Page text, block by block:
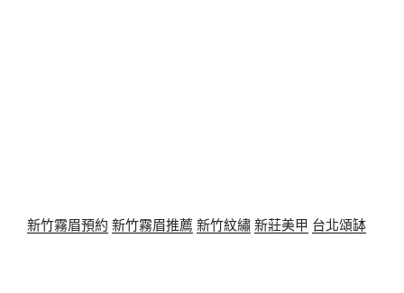
新竹霧眉預約 新竹霧眉推薦 新竹紋繡新莊美甲 台北頌缽